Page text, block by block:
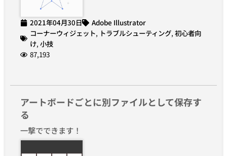
2021年04月30日
Adobe Illustrator
コーナーウィジェット, トラブルシューティング, 初心者向
け, 小技
87,193
アートボードごとに別ファイルとして保存す
る
一撃でできます！